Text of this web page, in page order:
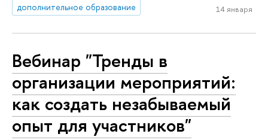
дополнительное образование
14 января
Вебинар "Тренды в
организации мероприятий:
как создать незабываемый
опыт для участников"